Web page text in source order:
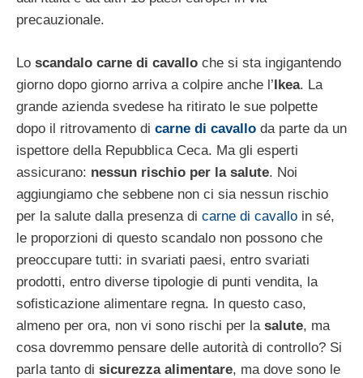
precauzionale.
Lo scandalo carne di cavallo che si sta ingigantendo
giorno dopo giorno arriva a colpire anche l’Ikea. La
grande azienda svedese ha ritirato le sue polpette
dopo il ritrovamento di carne di cavallo da parte da un
ispettore della Repubblica Ceca. Ma gli esperti
assicurano: nessun rischio per la salute. Noi
aggiungiamo che sebbene non ci sia nessun rischio
per la salute dalla presenza di carne di cavallo in sé,
le proporzioni di questo scandalo non possono che
preoccupare tutti: in svariati paesi, entro svariati
prodotti, entro diverse tipologie di punti vendita, la
sofisticazione alimentare regna. In questo caso,
almeno per ora, non vi sono rischi per la salute, ma
cosa dovremmo pensare delle autorità di controllo? Si
parla tanto di sicurezza alimentare, ma dove sono le